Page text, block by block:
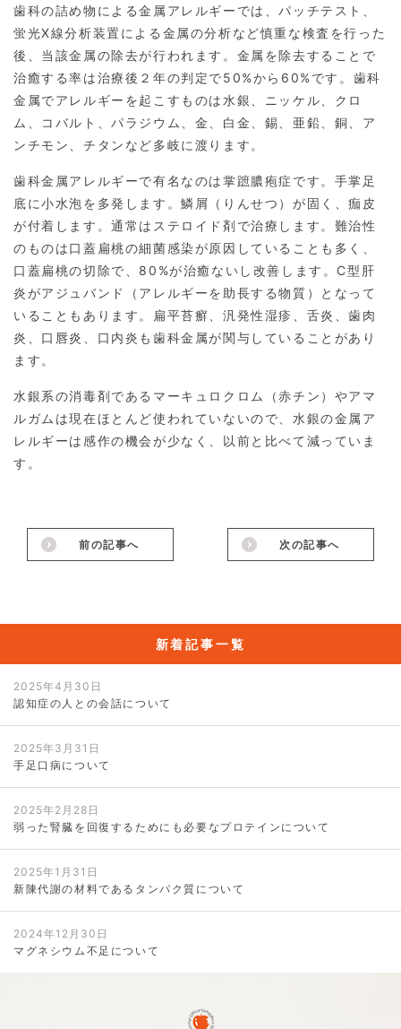
歯科の詰め物による金属アレルギーでは、パッチテスト、
蛍光X線分析装置による金属の分析など慎重な検査を行った
後、当該金属の除去が行われます。金属を除去することで
治癒する率は治療後２年の判定で50%から60%です。歯科
金属でアレルギーを起こすものは水銀、ニッケル、クロ
ム、コバルト、パラジウム、金、白金、錫、亜鉛、銅、ア
ンチモン、チタンなど多岐に渡ります。
歯科金属アレルギーで有名なのは掌蹠膿疱症です。手掌足
底に小水泡を多発します。鱗屑（りんせつ）が固く、痂皮
が付着します。通常はステロイド剤で治療します。難治性
のものは口蓋扁桃の細菌感染が原因していることも多く、
口蓋扁桃の切除で、80%が治癒ないし改善します。C型肝
炎がアジュバンド（アレルギーを助長する物質）となって
いることもあります。扁平苔癬、汎発性湿疹、舌炎、歯肉
炎、口唇炎、口内炎も歯科金属が関与していることがあり
ます。
水銀系の消毒剤であるマーキュロクロム（赤チン）やアマ
ルガムは現在ほとんど使われていないので、水銀の金属ア
レルギーは感作の機会が少なく、以前と比べて減っていま
す。
前の記事へ 次の記事へ
新着記事一覧
2025年4月30日
認知症の人との会話について
2025年3月31日
手足口病について
2025年2月28日
弱った腎臓を回復するためにも必要なプロテインについて
2025年1月31日
新陳代謝の材料であるタンパク質について
2024年12月30日
マグネシウム不足について